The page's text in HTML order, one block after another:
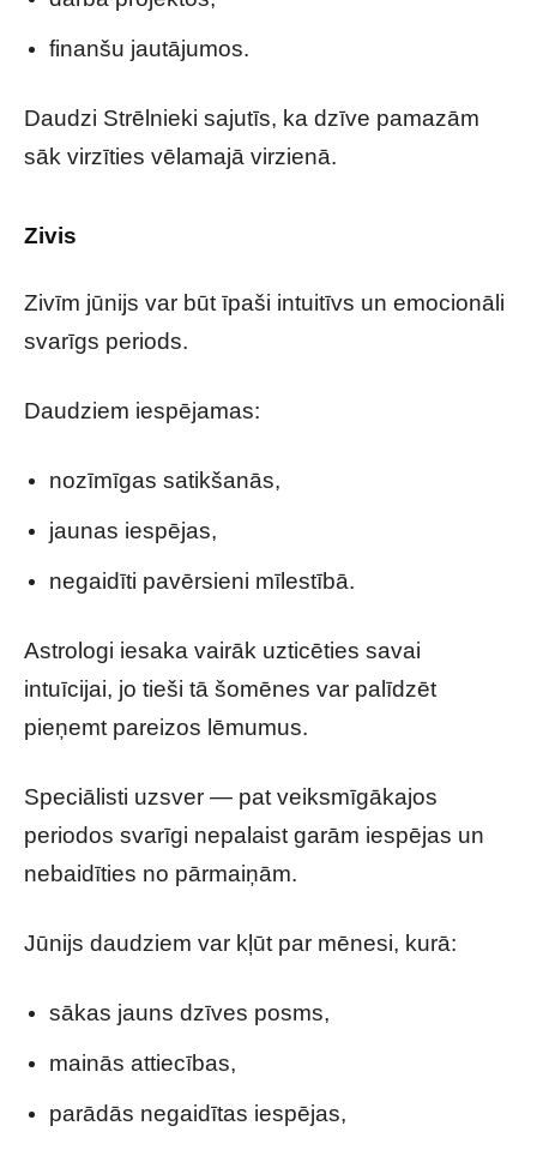
finanšu jautājumos.
Daudzi Strēlnieki sajutīs, ka dzīve pamazām
sāk virzīties vēlamajā virzienā.
Zivis
Zivīm jūnijs var būt īpaši intuitīvs un emocionāli
svarīgs periods.
Daudziem iespējamas:
nozīmīgas satikšanās,
jaunas iespējas,
negaidīti pavērsieni mīlestībā.
Astrologi iesaka vairāk uzticēties savai
intuīcijai, jo tieši tā šomēnes var palīdzēt
pieņemt pareizos lēmumus.
Speciālisti uzsver — pat veiksmīgākajos
periodos svarīgi nepalaist garām iespējas un
nebaidīties no pārmaiņām.
Jūnijs daudziem var kļūt par mēnesi, kurā:
sākas jauns dzīves posms,
mainās attiecības,
parādās negaidītas iespējas,